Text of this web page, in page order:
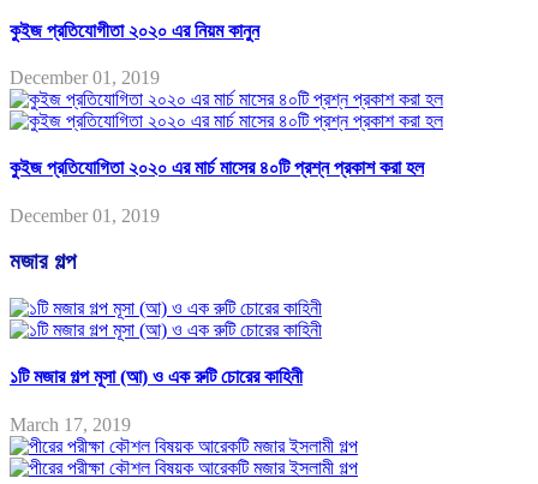
কুইজ প্রতিযোগীতা ২০২০ এর নিয়ম কানুন
December 01, 2019
কুইজ প্রতিযোগিতা ২০২০ এর মার্চ মাসের ৪০টি প্রশ্ন প্রকাশ করা হল
December 01, 2019
মজার গল্প
১টি মজার গল্প মূসা (আ) ও এক রুটি চোরের কাহিনী
March 17, 2019